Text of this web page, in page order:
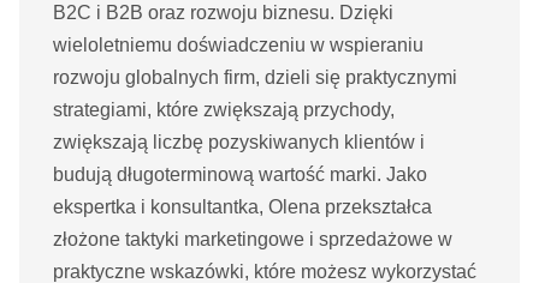
B2C i B2B oraz rozwoju biznesu. Dzięki
wieloletniemu doświadczeniu w wspieraniu
rozwoju globalnych firm, dzieli się praktycznymi
strategiami, które zwiększają przychody,
zwiększają liczbę pozyskiwanych klientów i
budują długoterminową wartość marki. Jako
ekspertka i konsultantka, Olena przekształca
złożone taktyki marketingowe i sprzedażowe w
praktyczne wskazówki, które możesz wykorzystać